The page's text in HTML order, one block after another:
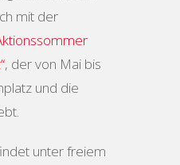
mit der
, der von Mai bis
und die
unter freiem